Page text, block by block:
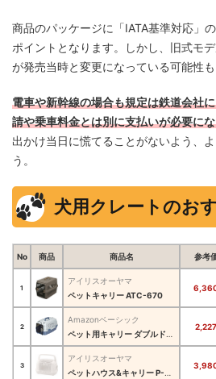
商品のパッケージに「IATA基準対応」
ポイントとなります。しかし、旧式モ
が発売当時と変更になっている可能性も
電車や新幹線の場合も規定は鉄道会社
請や乗車料金とは別に支払いが必要に
出かけ当日に慌てることがないよう、
う。
犬用クレートのお
No 商品 商品名 参考
1
アイリスオーヤマ
ペットキャリー ATC-670
2
Amazonベーシック
ペット用キャリー ダブルドア ‎6009-M
3
アイリスオーヤマ
ペットハウス&キャリー P-HC480